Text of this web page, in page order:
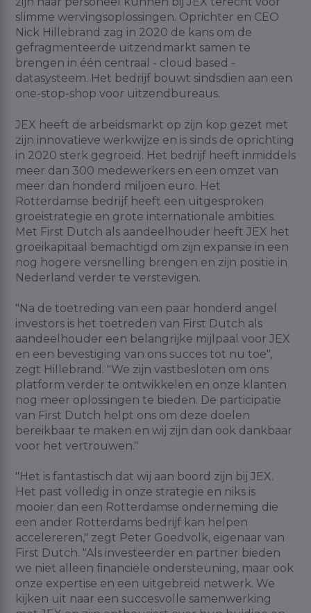
slimme wervingsoplossingen. Oprichter en CEO
Nick Hillebrand zag in 2020 de kans om de
gefragmenteerde uitzendmarkt samen te
brengen in één centraal - cloud based -
datasysteem. Het bedrijf bouwt sindsdien aan een
one-stop-shop voor uitzendbureaus.
JEX heeft de arbeidsmarkt op zijn kop gezet met
zijn innovatieve werkwijze en is sinds de oprichting
in 2020 sterk gegroeid. Het bedrijf heeft inmiddels
meer dan 300 medewerkers en een omzet van
meer dan honderd miljoen euro. Het
Rotterdamse bedrijf heeft een uitgesproken
groeistrategie en grote internationale ambities.
Met First Dutch als aandeelhouder heeft JEX het
groeikapitaal bemachtigd om zijn expansie in een
nog hogere versnelling brengen en zijn positie in
Nederland verder te verstevigen.
"Na de toetreding van een paar honderd angel
investors is het toetreden van First Dutch als
aandeelhouder een belangrijke mijlpaal voor JEX
en een bevestiging van ons succes tot nu toe",
zegt Hillebrand. "We zijn vastbesloten om ons
platform verder te ontwikkelen en onze klanten
nog meer oplossingen te bieden. De participatie
van First Dutch helpt ons om deze doelen
bereikbaar te maken en wij zijn dan ook dankbaar
voor het vertrouwen."
"Het is fantastisch dat wij aan boord zijn bij JEX.
Het past volledig in onze strategie en niks is
mooier dan een Rotterdamse onderneming die
een ander Rotterdams bedrijf kan helpen
accelereren," zegt Peter Goedvolk, eigenaar van
First Dutch. "Als investeerder en partner bieden
we niet alleen financiële ondersteuning, maar ook
onze expertise en een uitgebreid netwerk. We
kijken uit naar een succesvolle samenwerking